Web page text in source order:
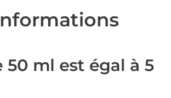
50 ml est égal à 5